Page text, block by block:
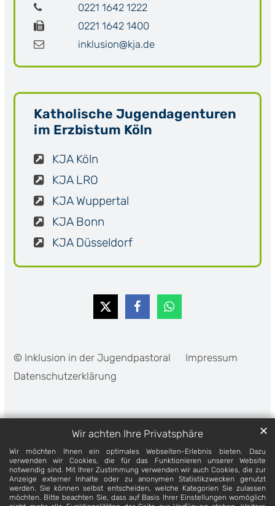
Wir achten Ihre Privatsphäre
Wir möchten Ihnen ein optimales Webseiten-Erlebnis bieten. Dazu
verwenden wir Cookies, die für das Funktionieren unserer Website
notwendig sind. Mit Ihrer Zustimmung verwenden wir auch Cookies, die zur
Anzeige externer Inhalte oder zu anonymen Statistikzwecken genutzt
werden. Sie können selbst entscheiden, welche Kategorien Sie zulassen
möchten. Bitte beachten Sie, dass auf Basis Ihrer Einstellungen womöglich
✕
0221 1642 1222
0221 1642 1400
inklusion@kja.de
Katholische Jugendagenturen
im Erzbistum Köln
KJA Köln
KJA LRO
KJA Wuppertal
KJA Bonn
KJA Düsseldorf
© Inklusion in der Jugendpastoral
Impressum
Datenschutzerklärung